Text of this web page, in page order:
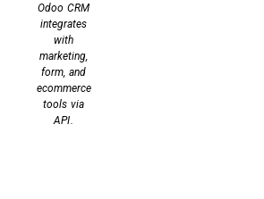
Odoo CRM
integrates
with
marketing,
form, and
ecommerce
tools via
API.